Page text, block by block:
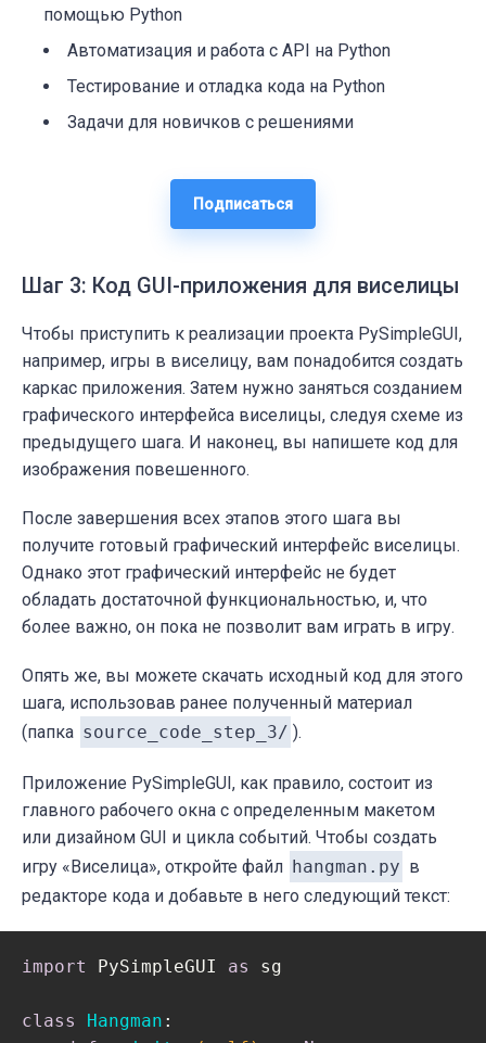
помощью Python
Автоматизация и работа с API на Python
Тестирование и отладка кода на Python
Задачи для новичков с решениями
Подписаться
Шаг 3: Код GUI-приложения для виселицы
Чтобы приступить к реализации проекта PySimpleGUI,
например, игры в виселицу, вам понадобится создать
каркас приложения. Затем нужно заняться созданием
графического интерфейса виселицы, следуя схеме из
предыдущего шага. И наконец, вы напишете код для
изображения повешенного.
После завершения всех этапов этого шага вы
получите готовый графический интерфейс виселицы.
Однако этот графический интерфейс не будет
обладать достаточной функциональностью, и, что
более важно, он пока не позволит вам играть в игру.
Опять же, вы можете скачать исходный код для этого
шага, использовав ранее полученный материал
(папка source_code_step_3/ ).
Приложение PySimpleGUI, как правило, состоит из
главного рабочего окна с определенным макетом
или дизайном GUI и цикла событий. Чтобы создать
игру «Виселица», откройте файл hangman.py в
редакторе кода и добавьте в него следующий текст:
import PySimpleGUI as sg
class Hangman :